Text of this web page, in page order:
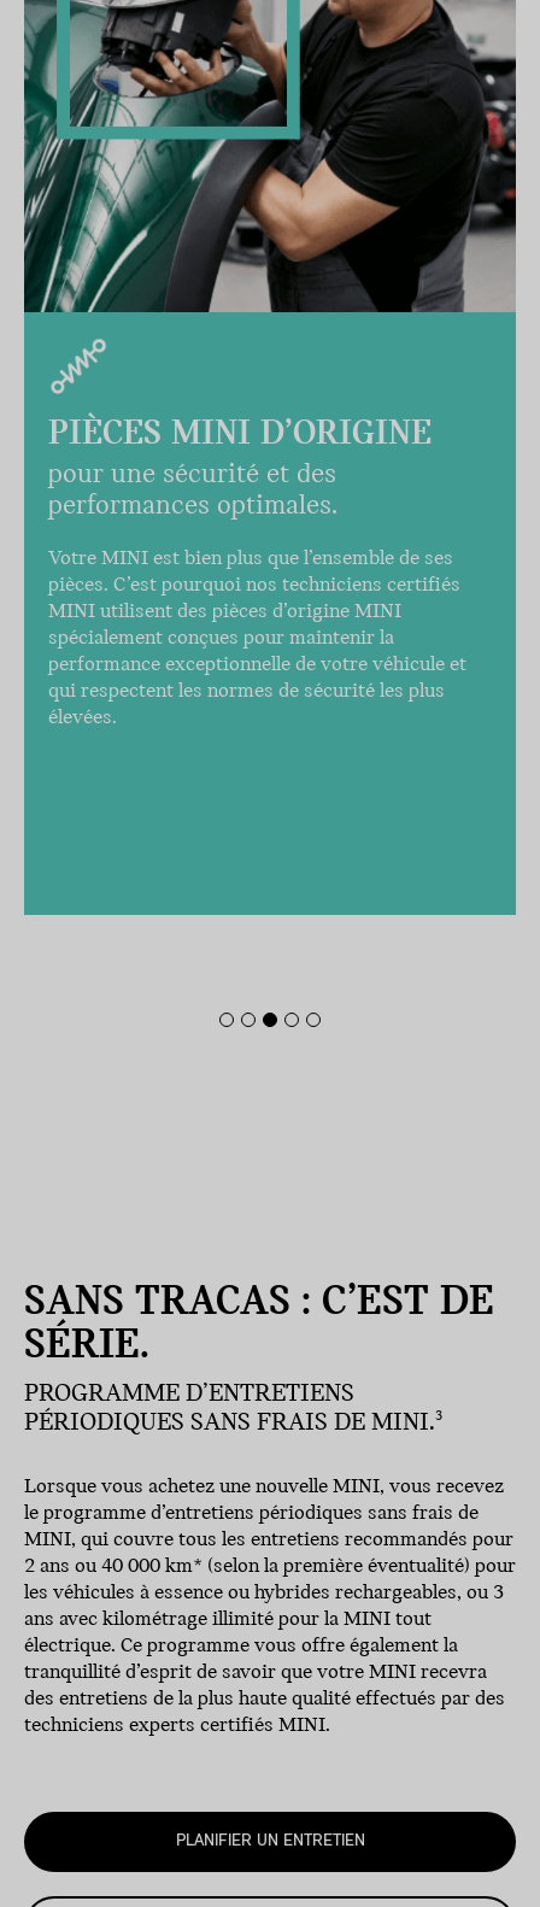
PIÈCES MINI D’ORIGINE
pour une sécurité et des
performances optimales.
Votre MINI est bien plus que l’ensemble de ses
pièces. C’est pourquoi nos techniciens certifiés
MINI utilisent des pièces d’origine MINI
spécialement conçues pour maintenir la
performance exceptionnelle de votre véhicule et
qui respectent les normes de sécurité les plus
élevées.
SANS TRACAS : C’EST DE
SÉRIE.
PROGRAMME D’ENTRETIENS
PÉRIODIQUES SANS FRAIS DE MINI.3
Lorsque vous achetez une nouvelle MINI, vous recevez
le programme d’entretiens périodiques sans frais de
MINI, qui couvre tous les entretiens recommandés pour
2 ans ou 40 000 km* (selon la première éventualité) pour
les véhicules à essence ou hybrides rechargeables, ou 3
ans avec kilométrage illimité pour la MINI tout
électrique. Ce programme vous offre également la
tranquillité d’esprit de savoir que votre MINI recevra
des entretiens de la plus haute qualité effectués par des
techniciens experts certifiés MINI.
PLANIFIER UN ENTRETIEN